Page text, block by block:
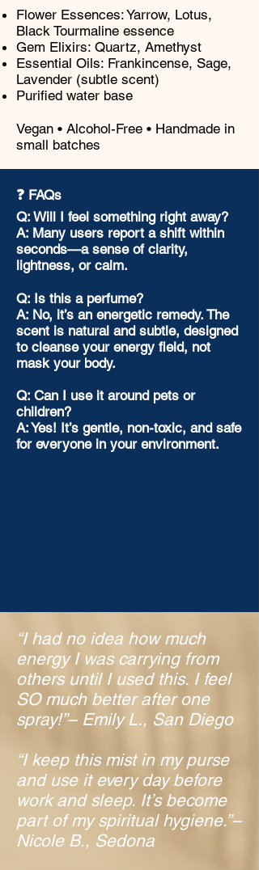
Flower Essences: Yarrow, Lotus,
Black Tourmaline essence
Gem Elixirs: Quartz, Amethyst
Essential Oils: Frankincense, Sage,
Lavender (subtle scent)
Purified water base
Vegan • Alcohol-Free • Handmade in
small batches
❓ FAQs
Q: Will I feel something right away?
A: Many users report a shift within
seconds—a sense of clarity,
lightness, or calm.
Q: Is this a perfume?
A: No, it’s an energetic remedy. The
scent is natural and subtle, designed
to cleanse your energy field, not
mask your body.
Q: Can I use it around pets or
children?
A: Yes! It’s gentle, non-toxic, and safe
for everyone in your environment.
“I had no idea how much
energy I was carrying from
others until I used this. I feel
SO much better after one
spray!”– Emily L., San Diego
“I keep this mist in my purse
and use it every day before
work and sleep. It’s become
part of my spiritual hygiene.”–
Nicole B., Sedona